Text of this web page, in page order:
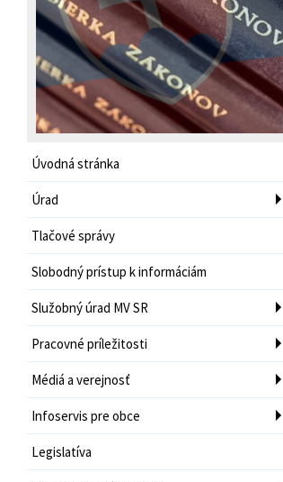
Úvodná stránka
Úrad
Tlačové správy
Slobodný prístup k informáciám
Služobný úrad MV SR
Pracovné príležitosti
Médiá a verejnosť
Infoservis pre obce
Legislatíva